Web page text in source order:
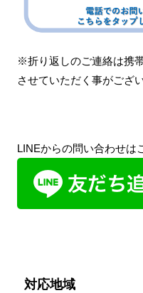
※折り返しのご連絡は携
させていただく事がござ
LINEからの問い合わせは
対応地域